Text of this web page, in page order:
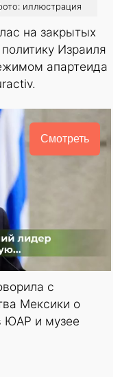
иллюстрация
на закрытых
Израиля
апартеида
Смотреть
с
Мексики о
ЮАР и музее